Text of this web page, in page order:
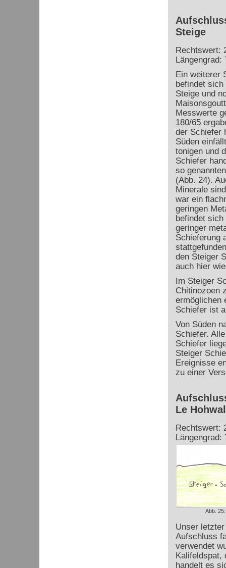
Steige
Rechtswert:
Längengrad:
Ein weiterer
befindet
Steige und
Messwerte
180/65
der Schiefer
Süden
tonigen und
Schiefer
so
(Abb. 24).
Minerale
war ein
geringen
befindet
geringer
Schieferung
den Steiger
auch hier
Im Steiger
Chitinozoen
ermöglichen
Schiefer ist
Von Süden
Schiefer.
Schiefer
Steiger
Ereignisse
zu einer
Le
Rechtswert:
Längengrad:
Abb.
Unser
Aufschluss
verwendet
Kalifeldspat,
handelt es